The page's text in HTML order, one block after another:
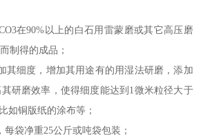
在90%以上的白石用雷蒙磨或其它高压磨
制得的成品；
其细度，增加其用途有的用湿法研磨，添加
研磨效率，使得细度能达到1微米粒径大于
如铜版纸的涂布等；
袋净重25公斤或吨袋包装；